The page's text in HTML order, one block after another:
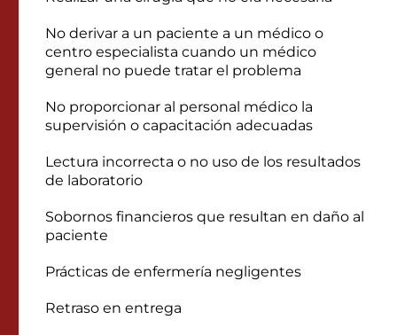
No derivar a un paciente a un médico o
centro especialista cuando un médico
general no puede tratar el problema
No proporcionar al personal médico la
supervisión o capacitación adecuadas
Lectura incorrecta o no uso de los resultados
de laboratorio
Sobornos financieros que resultan en daño al
paciente
Prácticas de enfermería negligentes
Retraso en entrega